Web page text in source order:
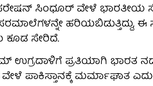
ಸಿಂಧೂರ್ ವೇಳೆ ಭಾರತೀಯ
ಹರಿಯಬಿಡುತ್ತಿದ್ದು, ಈ
ಕೂಡ ಸೇರಿದೆ.
ಉಗ್ರದಾಳಿಗೆ ಪ್ರತಿಯಾಗಿ ಭಾರತ
ಪಾಕಿಸ್ತಾನಕ್ಕೆ ಮರ್ಮಾಘಾತ